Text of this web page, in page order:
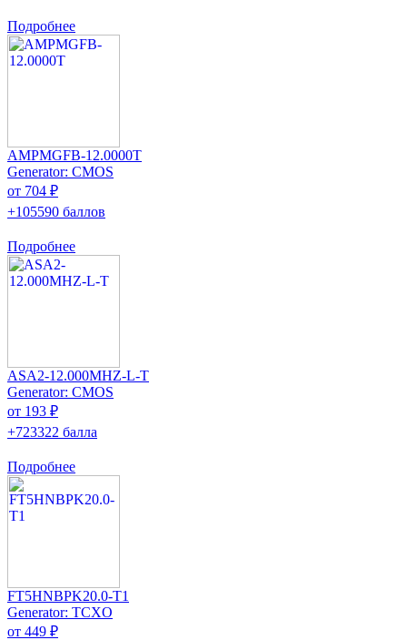
Подробнее
AMPMGFB-12.0000T
Generator: CMOS
от 704 ₽
+105590 баллов
Подробнее
ASA2-12.000MHZ-L-T
Generator: CMOS
от 193 ₽
+723322 балла
Подробнее
FT5HNBPK20.0-T1
Generator: TCXO
от 449 ₽